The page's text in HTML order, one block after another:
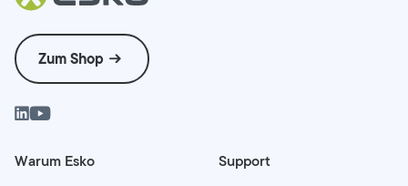
Zum Shop
Warum Esko
Support